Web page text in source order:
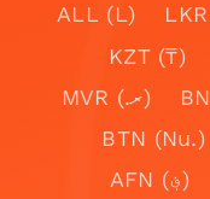
ALL (L)
KZT (₸)
MVR (.ރ)
BTN (Nu.)
AFN (؋)